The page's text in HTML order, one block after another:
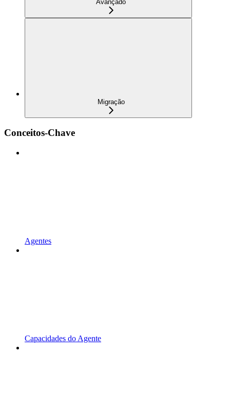
Avançado
Migração
Conceitos-Chave
Agentes
Capacidades do Agente